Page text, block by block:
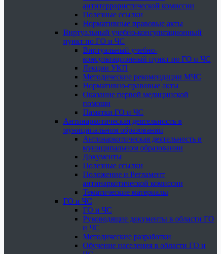
антитеррористической комиссии
Полезные ссылки
Нормативные правовые акты
Виртуальный учебно-консультационный
пункт по ГО и ЧС
Виртуальный учебно-
консультационный пункт по ГО и ЧС
Лекции УКП
Методические рекомендации МЧС
Нормативно-правовые акты
Оказание первой медицинской
помощи
Памятки ГО и ЧС
Антинаркотическая деятельность в
муниципальном образовании
Антинаркотическая деятельность в
муниципальном образовании
Документы
Полезные ссылки
Положение и Регламент
антинаркотической комиссии
Тематические материалы
ГО и ЧС
ГО и ЧС
Руководящие документы в области ГО
и ЧС
Методические разработки
Обучение населения в области ГО и